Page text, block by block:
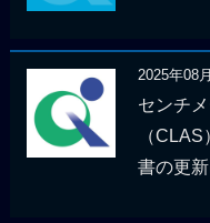
2025年08
センチ
（
書の更